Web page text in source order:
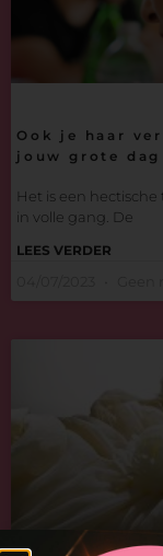
Ook je haar
jouw grote dag
Het is een
in volle gang. De
LEES VERDER